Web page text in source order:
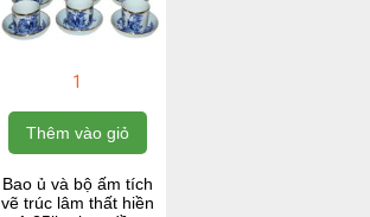
1
Thêm vào giỏ
Bao ủ và bộ ấm tích
vẽ trúc lâm thất hiền